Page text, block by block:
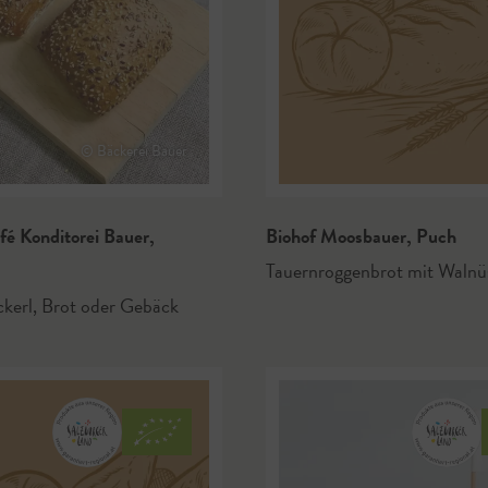
© Bäckerei Bauer
Konditorei Bauer,
, Brot oder Gebäck
Biohof Moosbauer, Puch
Tauernroggenbrot mit